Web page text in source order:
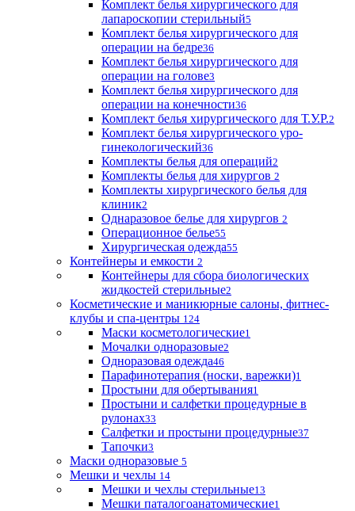
Комплект белья хирургического для
лапароскопии стерильный5
Комплект белья хирургического для
операции на бедре36
Комплект белья хирургического для
операции на голове3
Комплект белья хирургического для
операции на конечности36
Комплект белья хирургического для Т.У.Р.2
Комплект белья хирургического уро-
гинекологический36
Комплекты белья для операций2
Комплекты белья для хирургов 2
Комплекты хирургического белья для
клиник2
Однаразовое белье для хирургов 2
Операционное белье55
Хирургическая одежда55
Контейнеры и емкости 2
Контейнеры для сбора биологических
жидкостей стерильные2
Косметические и маникюрные салоны, фитнес-
клубы и спа-центры 124
Маски косметологические1
Мочалки одноразовые2
Одноразовая одежда46
Парафинотерапия (носки, варежки)1
Простыни для обертывания1
Простыни и салфетки процедурные в
рулонах33
Салфетки и простыни процедурные37
Тапочки3
Маски одноразовые 5
Мешки и чехлы 14
Мешки и чехлы стерильные13
Мешки паталогоанатомические1